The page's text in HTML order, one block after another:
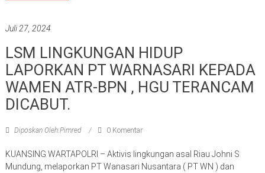
Juli 27, 2024
LSM LINGKUNGAN HIDUP
LAPORKAN PT WARNASARI KEPADA
WAMEN ATR-BPN , HGU TERANCAM
DICABUT.
Diposkan Oleh:Pimred 0 Komentar
KUANSING WARTAPOLRI – Aktivis lingkungan asal Riau Johni S
Mundung, melaporkan PT Wanasari Nusantara ( PT WN ) dan